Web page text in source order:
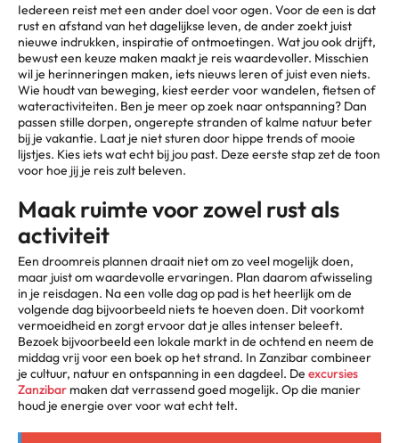
Iedereen reist met een ander doel voor ogen. Voor de een is dat
rust en afstand van het dagelijkse leven, de ander zoekt juist
nieuwe indrukken, inspiratie of ontmoetingen. Wat jou ook drijft,
bewust een keuze maken maakt je reis waardevoller. Misschien
wil je herinneringen maken, iets nieuws leren of juist even niets.
Wie houdt van beweging, kiest eerder voor wandelen, fietsen of
wateractiviteiten. Ben je meer op zoek naar ontspanning? Dan
passen stille dorpen, ongerepte stranden of kalme natuur beter
bij je vakantie. Laat je niet sturen door hippe trends of mooie
lijstjes. Kies iets wat echt bij jou past. Deze eerste stap zet de toon
voor hoe jij je reis zult beleven.
Maak ruimte voor zowel rust als
activiteit
Een droomreis plannen draait niet om zo veel mogelijk doen,
maar juist om waardevolle ervaringen. Plan daarom afwisseling
in je reisdagen. Na een volle dag op pad is het heerlijk om de
volgende dag bijvoorbeeld niets te hoeven doen. Dit voorkomt
vermoeidheid en zorgt ervoor dat je alles intenser beleeft.
Bezoek bijvoorbeeld een lokale markt in de ochtend en neem de
middag vrij voor een boek op het strand. In Zanzibar combineer
je cultuur, natuur en ontspanning in een dagdeel. De excursies
Zanzibar maken dat verrassend goed mogelijk. Op die manier
houd je energie over voor wat echt telt.